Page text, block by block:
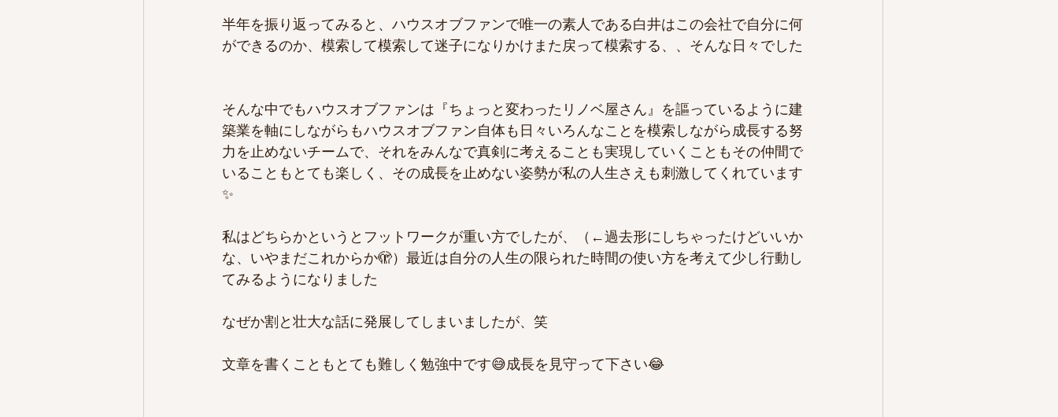
半年を振り返ってみると、ハウスオブファンで唯一の素人である白井はこの会社で自分に何
ができるのか、模索して模索して迷子になりかけまた戻って模索する、、そんな日々でした
そんな中でもハウスオブファンは『ちょっと変わったリノベ屋さん』を謳っているように建
築業を軸にしながらもハウスオブファン自体も日々いろんなことを模索しながら成長する努
力を止めないチームで、それをみんなで真剣に考えることも実現していくこともその仲間で
いることもとても楽しく、その成長を止めない姿勢が私の人生さえも刺激してくれています
✨
私はどちらかというとフットワークが重い方でしたが、（←過去形にしちゃったけどいいか
な、いやまだこれからか🫣）最近は自分の人生の限られた時間の使い方を考えて少し行動し
てみるようになりました
なぜか割と壮大な話に発展してしまいましたが、笑
文章を書くこともとても難しく勉強中です😅成長を見守って下さい😂